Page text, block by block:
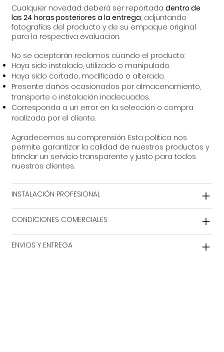
Cualquier novedad deberá ser reportadadentro de
las 24 horas posteriores a la entrega, adjuntando
fotografías del producto y de su empaque original
para la respectiva evaluación.
No se aceptarán reclamos cuando el producto:
Haya sido instalado, utilizado o manipulado.
Haya sido cortado, modificado o alterado.
Presente daños ocasionados por almacenamiento,
transporte o instalación inadecuados.
Corresponda a un error en la selección o compra
realizada por el cliente.
Agradecemos su comprensión. Esta política nos
permite garantizar la calidad de nuestros productos y
brindar un servicio transparente y justo para todos
nuestros clientes.
INSTALACIÓN PROFESIONAL
CONDICIONES COMERCIALES
ENVIOS Y ENTREGA